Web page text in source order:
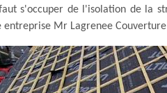
s'occuper de l'isolation de la
Mr Lagrenee